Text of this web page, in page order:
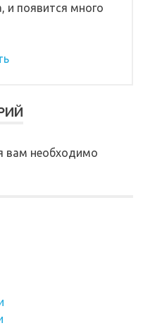
и появится много
вам необходимо